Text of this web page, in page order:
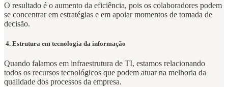
O resultado é o aumento da eficiência, pois os colaboradores podem
se concentrar em estratégias e em apoiar momentos de tomada de
decisão.
4. Estrutura em tecnologia da informação
Quando falamos em infraestrutura de TI, estamos relacionando
todos os recursos tecnológicos que podem atuar na melhoria da
qualidade dos processos da empresa.